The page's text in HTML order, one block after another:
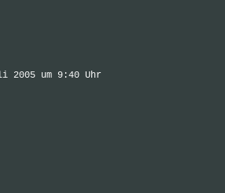
2005 um 9:40 Uhr